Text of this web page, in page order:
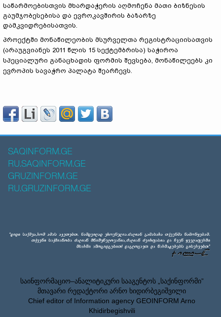
საწარმოებისთვის მხარდაჭერის აღმოჩენა მათი ბიზნესის
გაუმჯობესებისა და ევროკავშირის ბაზარზე
დამკვიდრებისათვის.
პროექტში მონაწილეობის მსურველთა რეგისტრაციისათვის
(არაუგვიანეს 2011 წლის 15 სექტემბრისა) საჭიროა
სპეციალური განაცხადის ფორმის შევსება, მონაწილეებს კი
ევროპის სავაჭრო პალატა შეარჩევს.
SAQINFORM.GE
RU.SAQINFORM.GE
GRUZINFORM.GE
RU.GRUZINFORM.GE
საინფორმაციო–ანალიტიკური სააგენტოს „საქინფორმი”
მთავარი რედაქტორი არნო ხიდირბეგიშვილი
Chief editor of Information agency GEOINFORM Arno
Khidirbegishvili